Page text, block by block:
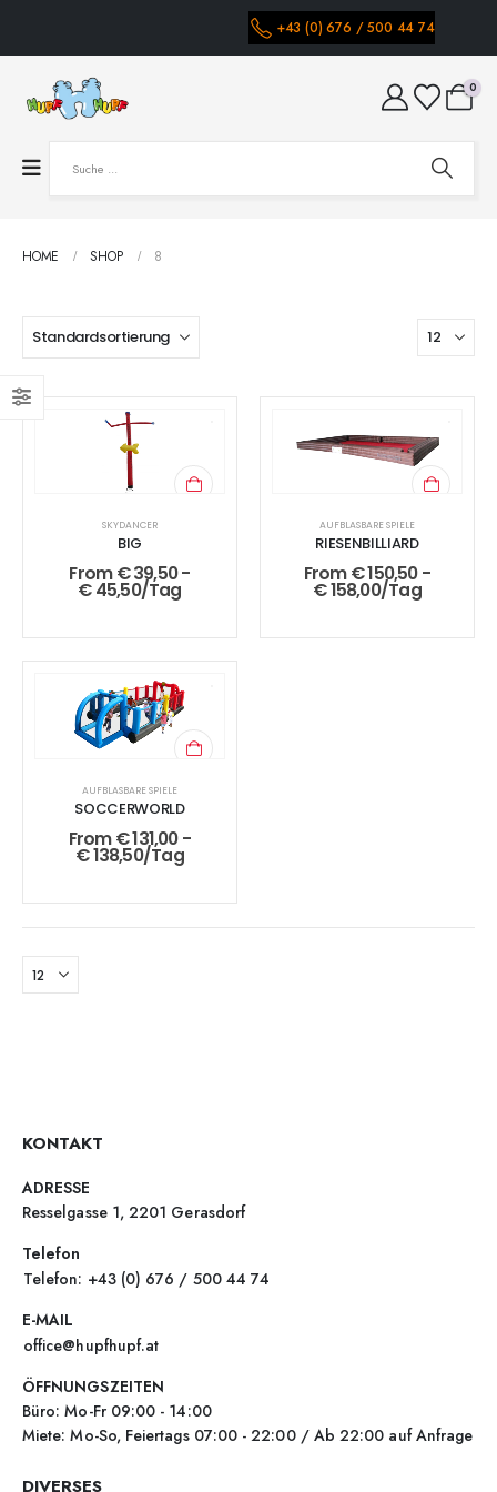
+43 (0) 676 / 500 44 74
0
HOME SHOP 8
SKYDANCER
BIG
From€39,50-
€45,50/Tag
AUFBLASBARE SPIELE
RIESENBILLIARD
From€150,50-
€158,00/Tag
AUFBLASBARE SPIELE
SOCCERWORLD
From€131,00-
€138,50/Tag
KONTAKT
ADRESSE
Resselgasse 1, 2201 Gerasdorf
Telefon
Telefon: +43 (0) 676 / 500 44 74
E-MAIL
office@hupfhupf.at
ÖFFNUNGSZEITEN
Büro: Mo-Fr 09:00 - 14:00
Miete: Mo-So, Feiertags 07:00 - 22:00 / Ab 22:00 auf Anfrage
DIVERSES